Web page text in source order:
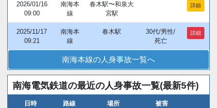
2026/01/16
09:00
南海本
線
春木駅〜和泉大
宮駅
詳細
2025/11/17
09:21
南海本
線
春木駅
30代/男性/
死亡
詳細
南海本線の人身事故一覧へ
南海電気鉄道の最近の人身事故一覧(最新5件)
日時 路線 場所 被害